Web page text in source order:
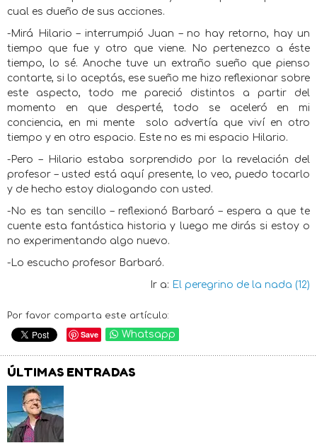
cual es dueño de sus acciones.
-Mirá Hilario – interrumpió Juan – no hay retorno, hay un
tiempo que fue y otro que viene. No pertenezco a éste
tiempo, lo sé. Anoche tuve un extraño sueño que pienso
contarte, si lo aceptás, ese sueño me hizo reflexionar sobre
este aspecto, todo me pareció distintos a partir del
momento en que desperté, todo se aceleró en mi
conciencia, en mi mente
solo advertía que viví en otro
tiempo y en otro espacio. Este no es mi espacio Hilario.
-Pero – Hilario estaba sorprendido por la revelación del
profesor – usted está aquí presente, lo veo, puedo tocarlo
y de hecho estoy dialogando con usted.
-No es tan sencillo – reflexionó Barbaró – espera a que te
cuente esta fantástica historia y luego me dirás si estoy o
no experimentando algo nuevo.
-Lo escucho profesor Barbaró.
Ir a: El peregrino de la nada (12)
Por favor comparta este artículo:
Save Whatsapp
ÚLTIMAS ENTRADAS